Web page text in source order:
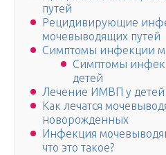
путей
Рецидивирующие
мочевыводящих путей
Симптомы инфекции
Симптомы
детей
Лечение ИМВП у детей
Как лечатся
новорожденных
Инфекция
что это такое?